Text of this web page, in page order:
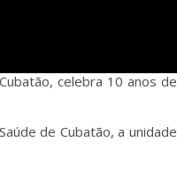
celebra 10 anos de
de Cubatão, a unidade